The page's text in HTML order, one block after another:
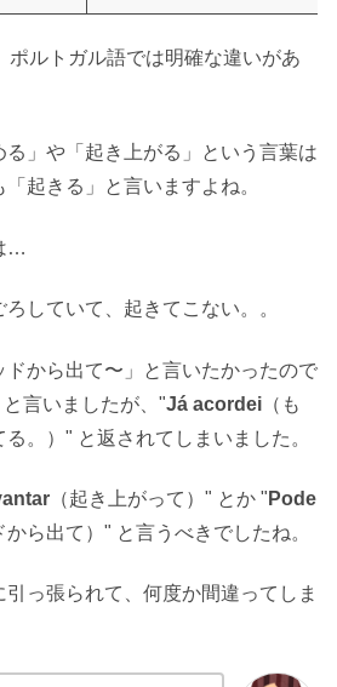
ポルトガル語では明確な違いがあ
る」や「起き上がる」という言葉は
起きる」と言いますよね。
…
していて、起きてこない。。
ドから出て〜」と言いたかったので
と言いましたが、"Já acordei （も
。）" と返されてしまいました。
（起き上がって）" とか " Pode
から出て）" と言うべきでしたね。
っ張られて、何度か間違ってしま